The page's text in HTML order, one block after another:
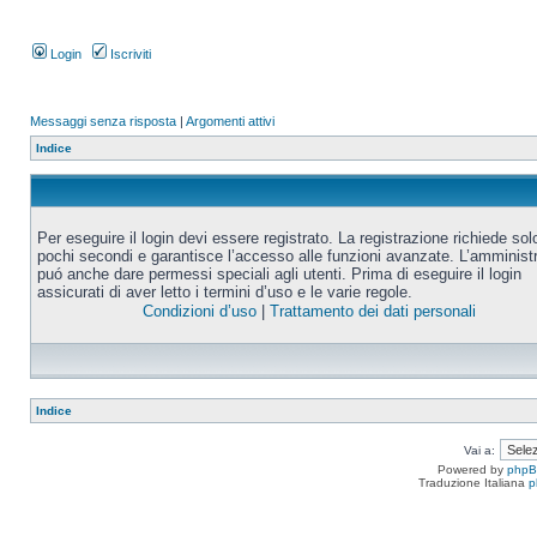
Login Iscriviti
Messaggi senza risposta | Argomenti attivi
Indice
Per eseguire il login devi essere registrato. La registrazione richiede
pochi secondi e garantisce l’accesso alle funzioni avanzate.
puó anche dare permessi speciali agli utenti. Prima di eseguire il login
assicurati di aver letto i termini d’uso e le varie regole.
Condizioni d’uso| Trattamento dei dati personali
Indice
Vai a:
Powered by
Traduzione Italiana